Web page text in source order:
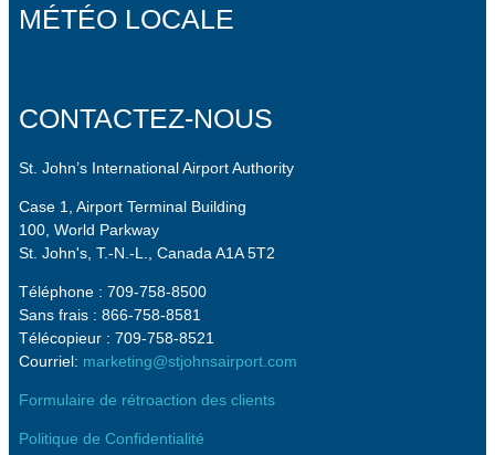
MÉTÉO LOCALE
CONTACTEZ-NOUS
St. John’s International Airport Authority
Case 1, Airport Terminal Building
100, World Parkway
St. John's, T.-N.-L., Canada A1A 5T2
Téléphone : 709-758-8500
Sans frais : 866-758-8581
Télécopieur : 709-758-8521
Courriel: marketing@stjohnsairport.com
Formulaire de rétroaction des clients
Politique de Confidentialité